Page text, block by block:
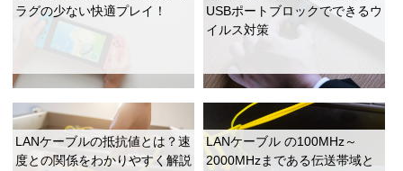
ラグの少ない快適プレイ！
USBポートブロックでできるウ
イルス対策
LANケーブルの抵抗値とは？速
度との関係をわかりやすく解説
LANケーブル の100MHz～
2000MHzまである伝送帯域と